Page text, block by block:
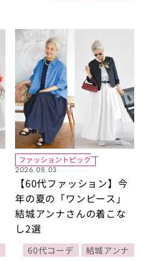
ファッショントピック
2026.08.03
【60代ファッション】今
年の夏の「ワンピース」
結城アンナさんの着こな
し2選
60代コーデ 結城アンナ